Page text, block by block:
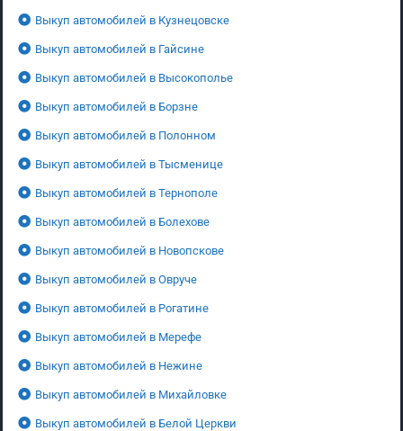
Выкуп автомобилей в Кузнецовске
Выкуп автомобилей в Гайсине
Выкуп автомобилей в Высокополье
Выкуп автомобилей в Борзне
Выкуп автомобилей в Полонном
Выкуп автомобилей в Тысменице
Выкуп автомобилей в Тернополе
Выкуп автомобилей в Болехове
Выкуп автомобилей в Новопскове
Выкуп автомобилей в Овруче
Выкуп автомобилей в Рогатине
Выкуп автомобилей в Мерефе
Выкуп автомобилей в Нежине
Выкуп автомобилей в Михайловке
Выкуп автомобилей в Белой Церкви